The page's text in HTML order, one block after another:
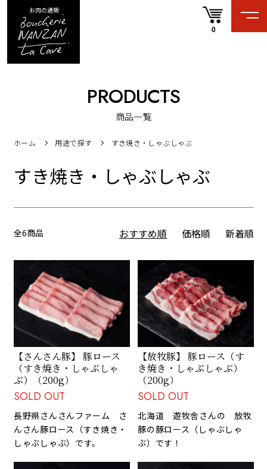
お肉の通販
0
PRODUCTS
商品一覧
ホーム 用途で探す すき焼き・しゃぶしゃぶ
すき焼き・しゃぶしゃぶ
全6商品 おすすめ順 価格順 新着順
【さんさん豚】 豚ロース
（すき焼き・しゃぶしゃ
ぶ）（200g）
SOLD OUT
長野県さんさんファーム さ
んさん豚ロース（すき焼き・
しゃぶしゃぶ）です。
【放牧豚】 豚ロース（す
き焼き・しゃぶしゃぶ）
（200g）
SOLD OUT
北海道 遊牧舎さんの 放牧
豚の豚ロース（しゃぶしゃ
ぶ）です！